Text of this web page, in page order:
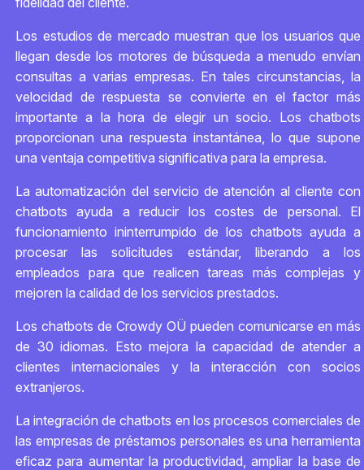
Los estudios de mercado muestran que los usuarios que
llegan desde los motores de búsqueda a menudo envían
consultas a varias empresas. En tales circunstancias, la
velocidad de respuesta se convierte en el factor más
importante a la hora de elegir un socio. Los chatbots
proporcionan una respuesta instantánea, lo que supone
una ventaja competitiva significativa para la empresa.
La automatización del servicio de atención al cliente con
chatbots ayuda a reducir los costes de personal. El
funcionamiento ininterrumpido de los chatbots ayuda a
procesar las solicitudes estándar, liberando a los
empleados para que realicen tareas más complejas y
mejoren la calidad de los servicios prestados.
Los chatbots de Crowdy OÜ pueden comunicarse en más
de 30 idiomas. Esto mejora la capacidad de atender a
clientes internacionales y la interacción con socios
extranjeros.
La integración de chatbots en los procesos comerciales de
las empresas de préstamos personales es una herramienta
eficaz para aumentar la productividad, ampliar la base de